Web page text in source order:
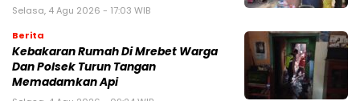
Selasa, 4 Agu 2026 - 17:03 WIB
Berita
Kebakaran Rumah Di Mrebet Warga
Dan Polsek Turun Tangan
Memadamkan Api